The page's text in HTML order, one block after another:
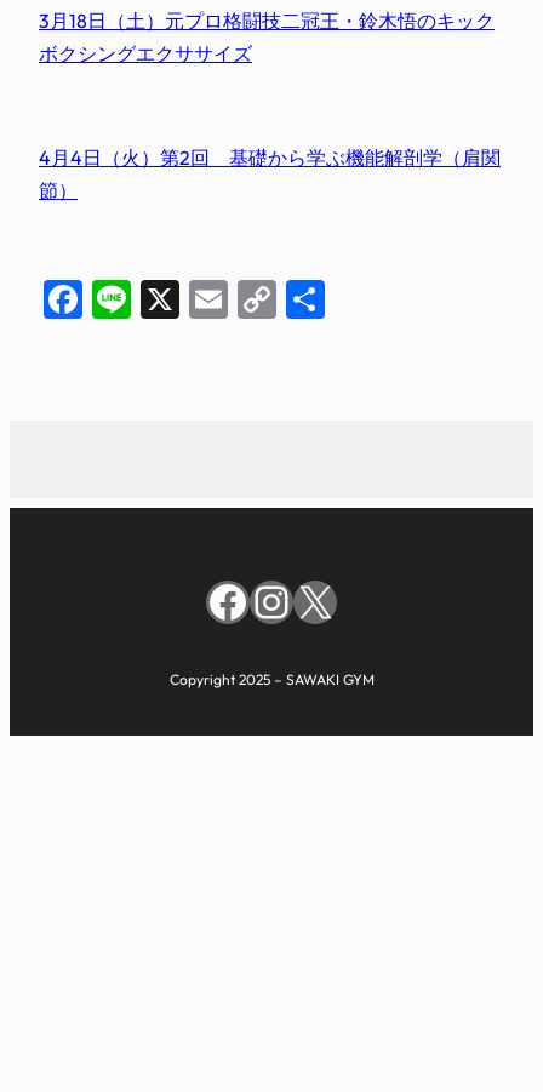
3月18日（土）元プロ格闘技二冠王・鈴木悟のキック
ボクシングエクササイズ
4月4日（火）第2回 基礎から学ぶ機能解剖学（肩関
節）
Facebook
Line
X EmailCopy
Facebook
Instagram
X
Copyright 2025 – SAWAKI GYM